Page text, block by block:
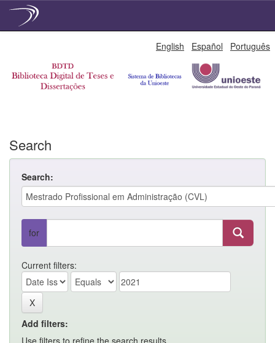
English Español Português
Search
Search:
for
Current filters:
Add filters:
Use filters to refine the search results.